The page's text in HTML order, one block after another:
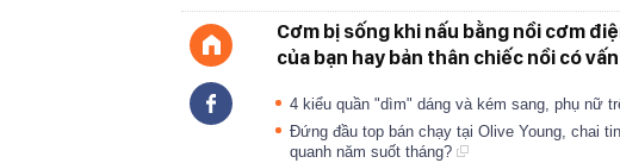
Cơm bị sống khi nấu bằng nồi cơm
của bạn hay bản thân chiếc nồi có
4 kiểu quần "dìm" dáng và kém sang, phụ nữ
Đứng đầu top bán chạy tại Olive Young, chai
quanh năm suốt tháng?